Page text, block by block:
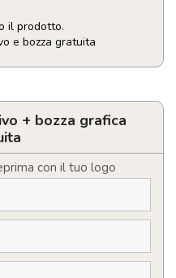
il prodotto.
e bozza gratuita
+ bozza grafica
con il tuo logo